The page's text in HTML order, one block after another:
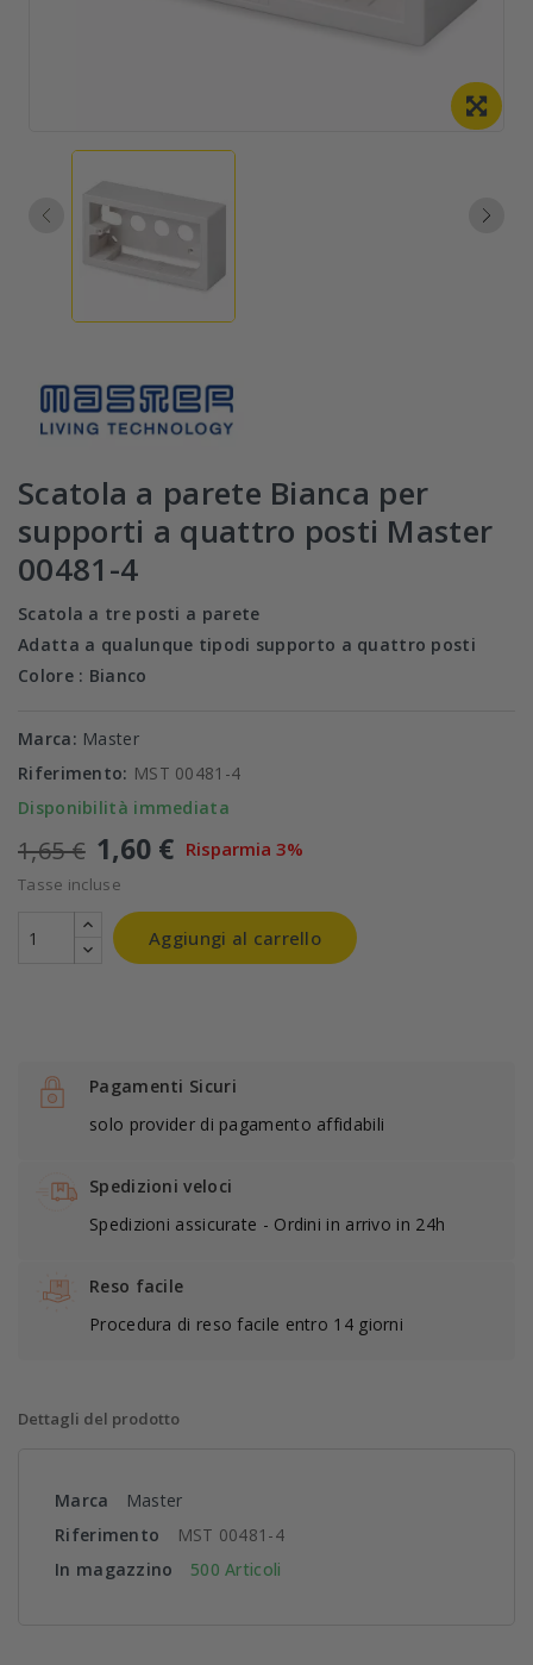
Scatola a parete Bianca per
supporti a quattro posti Master
00481-4
Scatola a tre posti a parete
Adatta a qualunque tipodi supporto a quattro posti
Colore : Bianco
Marca: Master
Riferimento: MST 00481-4
Disponibilità immediata
1,65 € 1,60 € Risparmia 3%
Tasse incluse
Aggiungi al carrello
Pagamenti Sicuri
solo provider di pagamento affidabili
Spedizioni veloci
Spedizioni assicurate - Ordini in arrivo in 24h
Reso facile
Procedura di reso facile entro 14 giorni
Dettagli del prodotto
Marca
Master
Riferimento
MST 00481-4
In magazzino
500 Articoli